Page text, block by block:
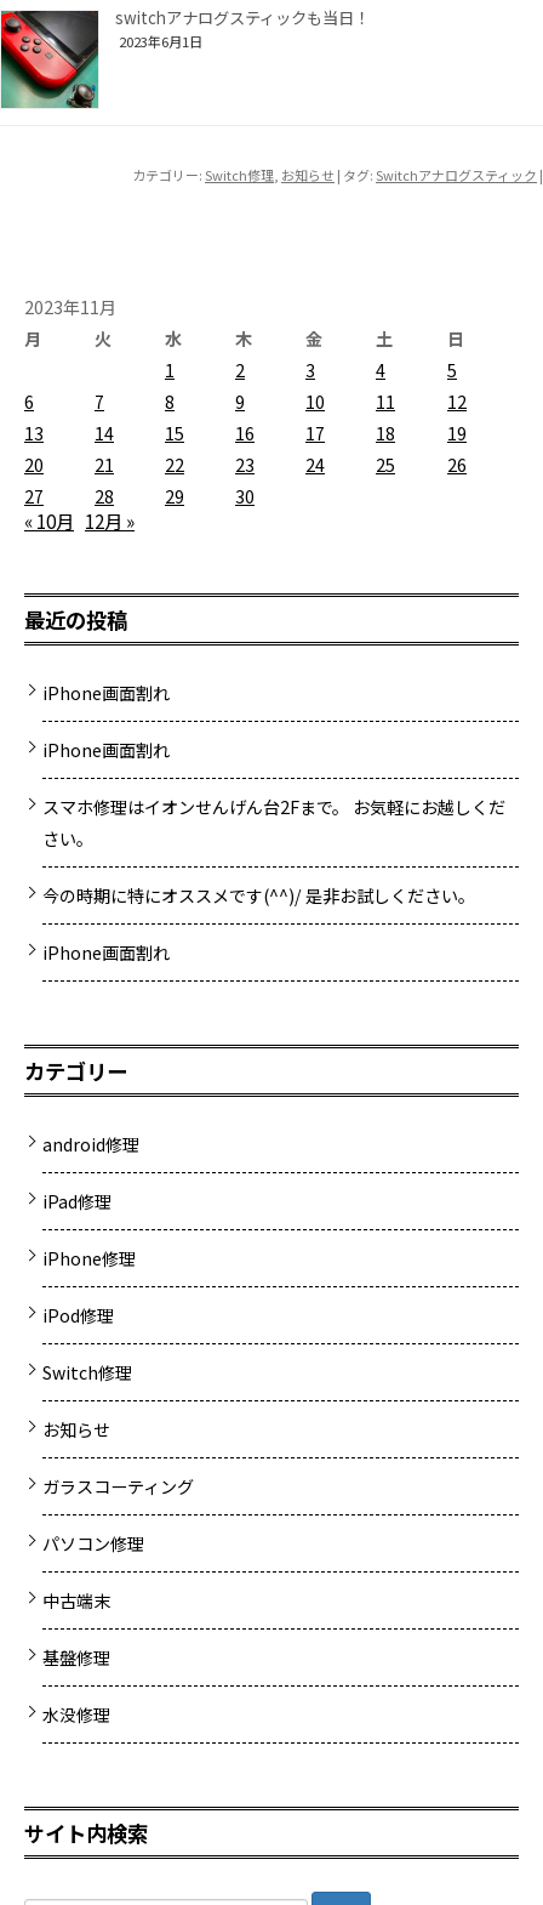
switchアナログスティックも当日！
2023年6月1日
カテゴリー: Switch修理 お知らせ | タグ: Switchアナログスティック |
2023年11月
月
火 水 木 金 土
日
1
2 3 4
5
6
7 8 9 10 11
12
13
14 15 16 17 18
19
20
21 22 23 24 25
26
27
28 29 30
« 10月 12月 »
最近の投稿
iPhone画面割れ
iPhone画面割れ
スマホ修理はイオンせんげん台2Fまで。 お気軽にお越しくだ
さい。
今の時期に特にオススメです(^^)/ 是非お試しください。
iPhone画面割れ
カテゴリー
android修理
iPad修理
iPhone修理
iPod修理
Switch修理
お知らせ
ガラスコーティング
パソコン修理
中古端末
基盤修理
水没修理
サイト内検索